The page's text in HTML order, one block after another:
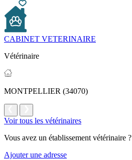
CABINET VETERINAIRE
Vétérinaire
MONTPELLIER (34070)
Voir tous les vétérinaires
Vous avez un établissement vétérinaire ?
Ajouter une adresse